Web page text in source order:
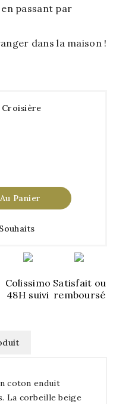
en passant par
dans la maison !
Croisière
Panier
Colissimo
48H suivi
Satisfait ou
remboursé
coton enduit
La corbeille beige